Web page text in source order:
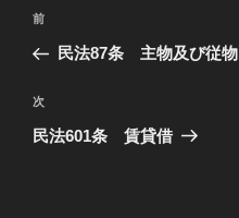
投
ビ
ゲ
過
去
投
稿
前
民法87条 主物及び従物
次
の
次
民法601条 賃貸借